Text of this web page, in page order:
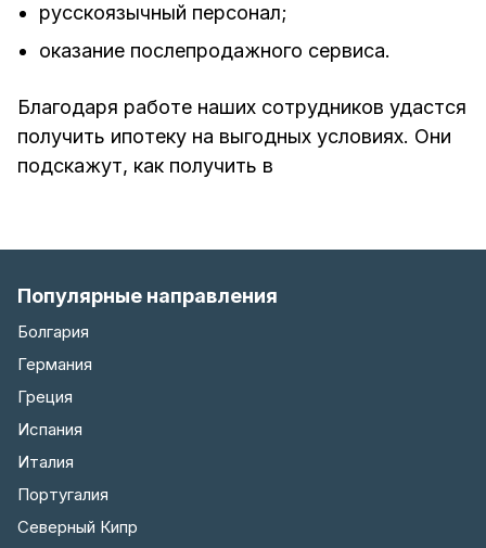
русскоязычный персонал;
оказание послепродажного сервиса.
Благодаря работе наших сотрудников удастся
получить ипотеку на выгодных условиях. Они
подскажут, как получить в
Популярные направления
Болгария
Германия
Греция
Испания
Италия
Португалия
Северный Кипр